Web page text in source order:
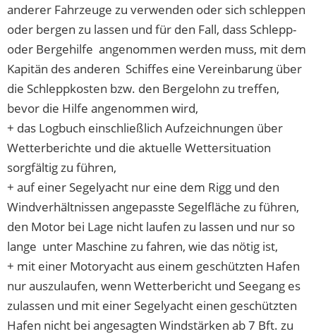
anderer Fahrzeuge zu verwenden oder sich schleppen
oder bergen zu lassen und für den Fall, dass Schlepp-
oder Bergehilfe angenommen werden muss, mit dem
Kapitän des anderen Schiffes eine Vereinbarung über
die Schleppkosten bzw. den Bergelohn zu treffen,
bevor die Hilfe angenommen wird,
+ das Logbuch einschließlich Aufzeichnungen über
Wetterberichte und die aktuelle Wettersituation
sorgfältig zu führen,
+ auf einer Segelyacht nur eine dem Rigg und den
Windverhältnissen angepasste Segelfläche zu führen,
den Motor bei Lage nicht laufen zu lassen und nur so
lange unter Maschine zu fahren, wie das nötig ist,
+ mit einer Motoryacht aus einem geschützten Hafen
nur auszulaufen, wenn Wetterbericht und Seegang es
zulassen und mit einer Segelyacht einen geschützten
Hafen nicht bei angesagten Windstärken ab 7 Bft. zu